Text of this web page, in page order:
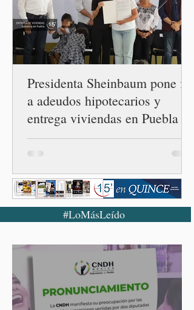
un partido, llegan por otro
— es importante que México
tenga relaciones
diplomáticas con el mu
Presidenta Sheinbaum pone fin
a adeudos hipotecarios y
entrega viviendas en Puebla
#LoMásLeído